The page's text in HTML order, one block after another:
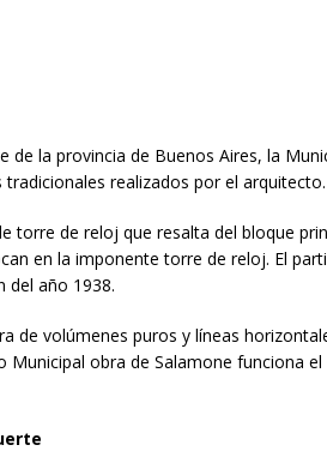
la provincia de Buenos Aires, la
realizados por el arquitecto.
torre de reloj que resalta del bloque
en la imponente torre de reloj. El
del año 1938.
de volúmenes puros y líneas
obra de Salamone funciona el